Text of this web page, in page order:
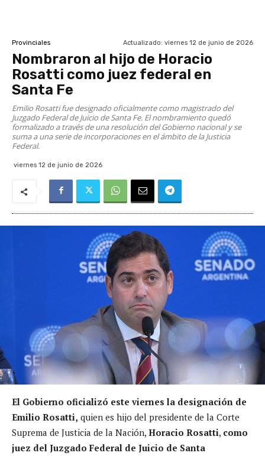
Provinciales Actualizado: viernes 12 de junio de 2026
Nombraron al hijo de Horacio
Rosatti como juez federal en
Santa Fe
Emilio Rosatti fue designado oficialmente como magistrado del
Juzgado Federal de Juicio de Santa Fe. El nombramiento quedó
formalizado a través de una resolución del Gobierno nacional y se
suma a una serie de incorporaciones en el ámbito de la Justicia
Federal.
viernes 12 de junio de 2026
El Gobierno oficializó este viernes la designación de
Emilio Rosatti, quien es hijo del presidente de la Corte
Suprema de Justicia de la Nación, Horacio Rosatti, como
juez del Juzgado Federal de Juicio de Santa